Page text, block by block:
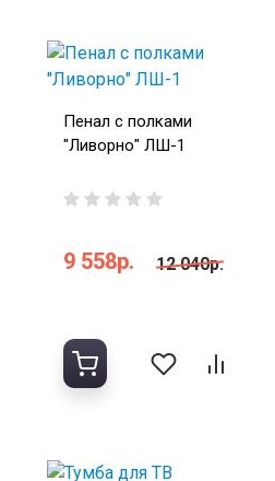
Пенал с полками
"Ливорно" ЛШ-1
9 558р. 12 040р.